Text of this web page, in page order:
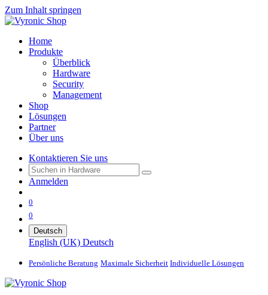
Zum Inhalt springen
Home
Produkte
Überblick
Hardware
Security
Management
Shop
Lösungen
Partner
Über uns
Kontaktieren Sie uns
Anmelden
0
0
Deutsch
English (UK) Deutsch
Persönliche Beratung Maximale Sicherheit Individuelle Lösungen